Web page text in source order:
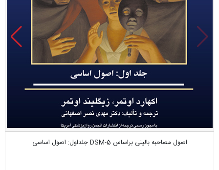
اصول مصاحبه بالینی براساس DSM-5 جلداول: اصول اساسی